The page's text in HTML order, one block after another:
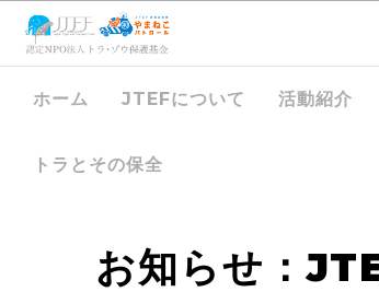
ホーム JTEFについて 活動紹介
トラとその保全
お知らせ：